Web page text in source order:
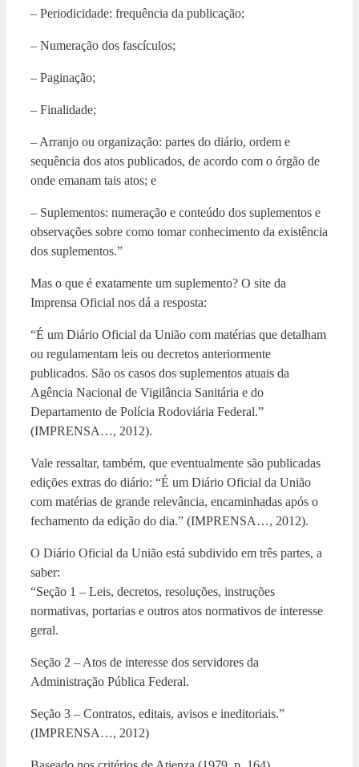
– Periodicidade: frequência da publicação;
– Numeração dos fascículos;
– Paginação;
– Finalidade;
– Arranjo ou organização: partes do diário, ordem e
sequência dos atos publicados, de acordo com o órgão de
onde emanam tais atos; e
– Suplementos: numeração e conteúdo dos suplementos e
observações sobre como tomar conhecimento da existência
dos suplementos.”
Mas o que é exatamente um suplemento? O site da
Imprensa Oficial nos dá a resposta:
“É um Diário Oficial da União com matérias que detalham
ou regulamentam leis ou decretos anteriormente
publicados. São os casos dos suplementos atuais da
Agência Nacional de Vigilância Sanitária e do
Departamento de Polícia Rodoviária Federal.”
(IMPRENSA…, 2012).
Vale ressaltar, também, que eventualmente são publicadas
edições extras do diário: “É um Diário Oficial da União
com matérias de grande relevância, encaminhadas após o
fechamento da edição do dia.” (IMPRENSA…, 2012).
O Diário Oficial da União está subdivido em três partes, a
saber:
“Seção 1 – Leis, decretos, resoluções, instruções
normativas, portarias e outros atos normativos de interesse
geral.
Seção 2 – Atos de interesse dos servidores da
Administração Pública Federal.
Seção 3 – Contratos, editais, avisos e ineditoriais.”
(IMPRENSA…, 2012)